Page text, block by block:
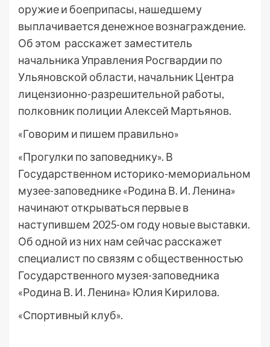
оружие и боеприпасы, нашедшему
выплачивается денежное вознаграждение.
Об этом расскажет заместитель
начальника Управления Росгвардии по
Ульяновской области, начальник Центра
лицензионно-разрешительной работы,
полковник полиции Алексей Мартьянов.
«Говорим и пишем правильно»
«Прогулки по заповеднику». В
Государственном историко-мемориальном
музее-заповеднике «Родина В. И. Ленина»
начинают открываться первые в
наступившем 2025-ом году новые выставки.
Об одной из них нам сейчас расскажет
специалист по связям с общественностью
Государственного музея-заповедника
«Родина В. И. Ленина» Юлия Кирилова.
«Спортивный клуб».